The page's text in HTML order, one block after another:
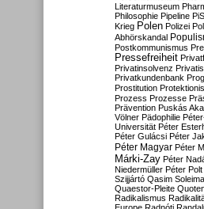
Literaturmuseum
Philosophie Pipeline PiS
Krieg Polen Polizei
Abhörskandal
Postkommunismus
Pressefreiheit
Privatinsolvenz
Privatkundenbank
Prostitution
Prozess Prozesse
Prävention Puskás
Völner Pädophilie
Universität Péter
Péter Gulácsi Péter
Péter Magyar Péter
Márki-Zay Péter
Niedermüller Péter Polt
Szijjártó Qasim
Quaestor-Pleite
Radikalismus